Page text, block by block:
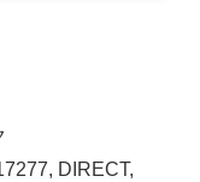
DIRECT,